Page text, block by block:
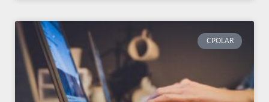
CPOLAR